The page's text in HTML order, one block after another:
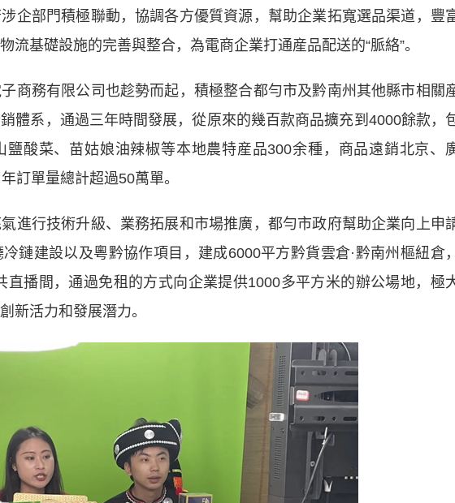
部門積極聯動，協調各方優質資源，幫助企業拓寬選品渠道，豐
流基礎設施的完善與整合，為電商企業打通産品配送的“脈絡”。
務有限公司也趁勢而起，積極整合都勻市及黔南州其他縣市相關
體系，通過三年時間發展，從原來的幾百款商品擴充到4000餘款，
鹽酸菜、苗姑娘油辣椒等本地農特産品300余種，商品遠銷北京、
訂單量總計超過50萬單。
行技術升級、業務拓展和市場推廣，都勻市政府幫助企業向上申
鏈建設以及粵黔協作項目，建成6000平方黔貨雲倉·黔南州樞紐倉，
直播間，通過免租的方式向企業提供1000多平方米的辦公場地，極
新活力和發展潛力。